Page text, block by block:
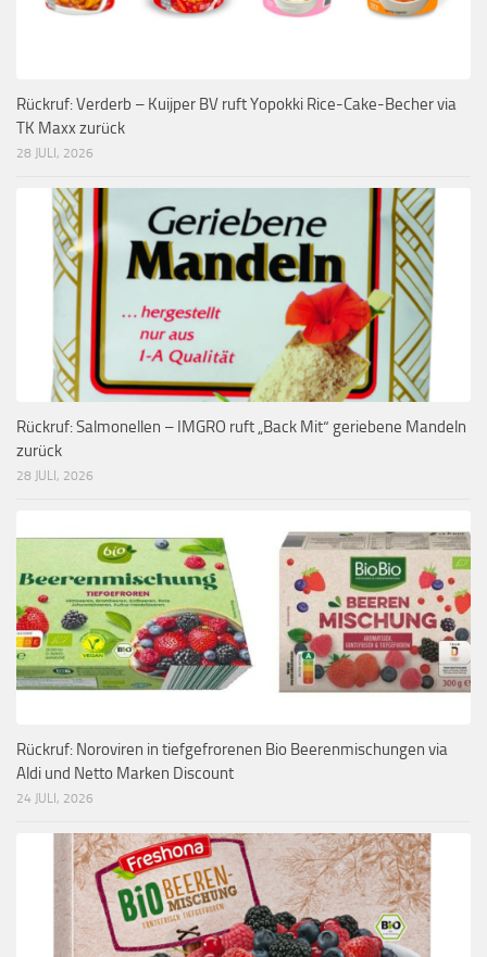
Rückruf: Verderb – Kuijper BV ruft Yopokki Rice-Cake-Becher via
TK Maxx zurück
28 JULI, 2026
Rückruf: Salmonellen – IMGRO ruft „Back Mit“ geriebene Mandeln
zurück
28 JULI, 2026
Rückruf: Noroviren in tiefgefrorenen Bio Beerenmischungen via
Aldi und Netto Marken Discount
24 JULI, 2026